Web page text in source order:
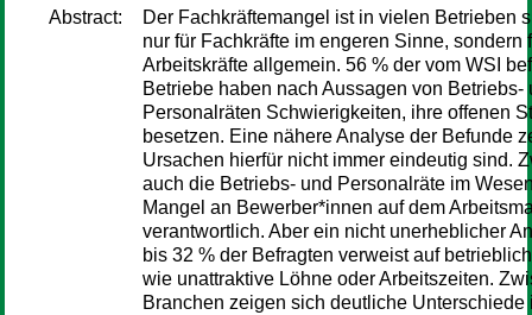
Abstract:
Der Fachkräftemangel ist in vielen Betrieben
nur für Fachkräfte im engeren Sinne, sondern
Arbeitskräfte allgemein. 56 % der vom WSI
Betriebe haben nach Aussagen von Betriebs-
Personalräten Schwierigkeiten, ihre offenen
besetzen. Eine nähere Analyse der Befunde
Ursachen hierfür nicht immer eindeutig sind.
auch die Betriebs- und Personalräte im
Mangel an Bewerber*innen auf dem
verantwortlich. Aber ein nicht unerheblicher
bis 32 % der Befragten verweist auf
wie unattraktive Löhne oder Arbeitszeiten.
Branchen zeigen sich deutliche Unterschiede